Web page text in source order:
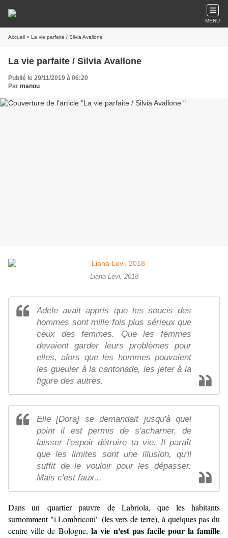
MENU
Accueil » La vie parfaite / Silvia Avallone
La vie parfaite / Silvia Avallone
Publié le 29/11/2019 à 06:20
Par manou
Liana Levi, 2018
Adele avait appris que les soucis des
hommes sont mille fois plus sérieux que
ceux des femmes. Que les femmes
devaient garder leurs problèmes pour
elles, alors que les hommes pouvaient
les gueuler à la cantonade, les jeter à la
figure des autres.
Elle [Dora] se demandait jusqu'à quel
point il est permis de s'acharner, de
laisser l'espoir détruire ta vie. Il paraît
que les limites sont une illusion, qu'il
suffit de le vouloir pour les dépasser.
Mais c'est faux...
Dans un quartier pauvre de Labriola, que les habitants
surnomment "i Lombriconi" (les vers de terre), à quelques pas du
centre ville de Bologne,la vie n'est pas facile pour la famille